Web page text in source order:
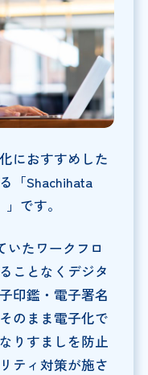
におすすめした
「Shachihata
です。
いたワークフロ
ことなくデジタ
印鑑・電子署名
のまま電子化で
りすましを防止
ティ対策が施さ